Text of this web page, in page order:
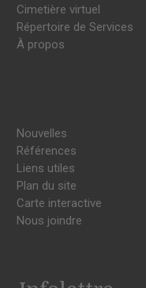
Cimetière virtuel
Répertoire de Services
À propos
Nouvelles
Références
Liens utiles
Plan du site
Carte interactive
Nous joindre